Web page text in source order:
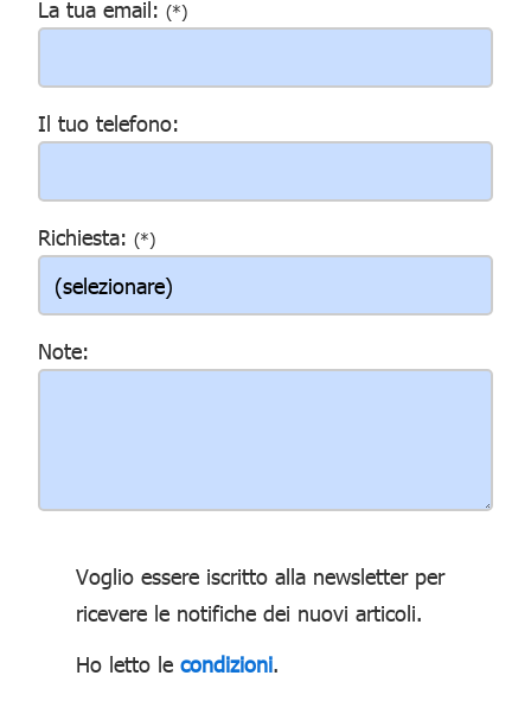
La tua email: (*)
Il tuo telefono:
Richiesta: (*)
Note:
Voglio essere iscritto alla newsletter per
ricevere le notifiche dei nuovi articoli.
Ho letto le condizioni.